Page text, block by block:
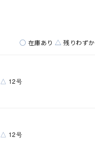
○ 在庫あり △ 残りわずか
△ 12号
△ 12号